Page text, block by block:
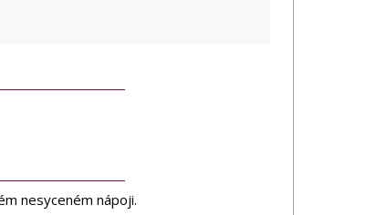
nesyceném nápoji.